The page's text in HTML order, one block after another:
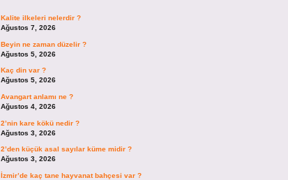
Kalite ilkeleri nelerdir ?
Ağustos 7, 2026
Beyin ne zaman düzelir ?
Ağustos 5, 2026
Kaç din var ?
Ağustos 5, 2026
Avangart anlamı ne ?
Ağustos 4, 2026
2’nin kare kökü nedir ?
Ağustos 3, 2026
2’den küçük asal sayılar küme midir ?
Ağustos 3, 2026
İzmir’de kaç tane hayvanat bahçesi var ?